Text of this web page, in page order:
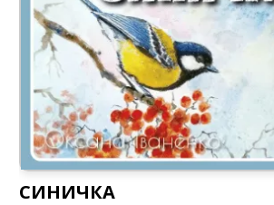
СИНИЧКА